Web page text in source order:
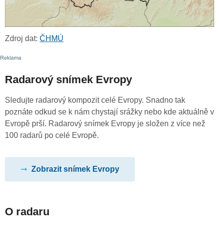
Zdroj dat: ČHMÚ
Radarový snímek Evropy
Sledujte radarový kompozit celé Evropy. Snadno tak
poznáte odkud se k nám chystají srážky nebo kde aktuálně v
Evropě prší. Radarový snímek Evropy je složen z více než
100 radarů po celé Evropě.
Zobrazit snímek Evropy
O radaru